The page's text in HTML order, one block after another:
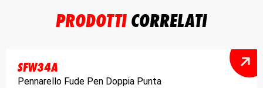
PRODOTTICORRELATI
SFW34A
Pennarello Fude Pen Doppia Punta